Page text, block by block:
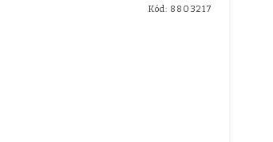
Kód: 8803217